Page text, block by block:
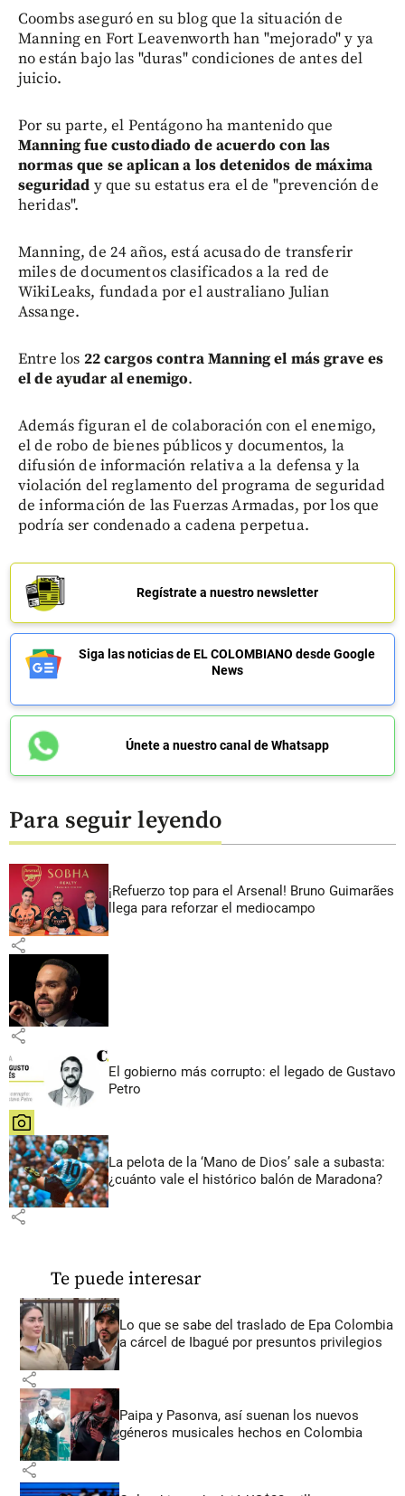
Coombs aseguró en su blog que la situación de
Manning en Fort Leavenworth han "mejorado" y ya
no están bajo las "duras" condiciones de antes del
juicio.
Por su parte, el Pentágono ha mantenido que
Manning fue custodiado de acuerdo con las
normas que se aplican a los detenidos de máxima
seguridad y que su estatus era el de "prevención de
heridas".
Manning, de 24 años, está acusado de transferir
miles de documentos clasificados a la red de
WikiLeaks, fundada por el australiano Julian
Assange.
Entre los 22 cargos contra Manning el más grave es
el de ayudar al enemigo.
Además figuran el de colaboración con el enemigo,
el de robo de bienes públicos y documentos, la
difusión de información relativa a la defensa y la
violación del reglamento del programa de seguridad
de información de las Fuerzas Armadas, por los que
podría ser condenado a cadena perpetua.
Regístrate a nuestro newsletter
Siga las noticias de EL COLOMBIANO desde Google
News
Únete a nuestro canal de Whatsapp
Para seguir leyendo
¡Refuerzo top para el Arsenal! Bruno Guimarães
llega para reforzar el mediocampo
share
share
El gobierno más corrupto: el legado de Gustavo
Petro
share
La pelota de la ‘Mano de Dios’ sale a subasta:
¿cuánto vale el histórico balón de Maradona?
share
Te puede interesar
Lo que se sabe del traslado de Epa Colombia
a cárcel de Ibagué por presuntos privilegios
share
Paipa y Pasonva, así suenan los nuevos
géneros musicales hechos en Colombia
share